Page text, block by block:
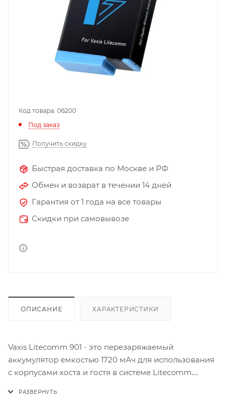
Код товара: 06200
Под заказ
Получить скидку
Быстрая доставка по Москве и РФ
Обмен и возврат в течении 14 дней
Гарантия от 1 года на все товары
Скидки при самовывозе
ОПИСАНИЕ ХАРАКТЕРИСТИКИ
Vaxis Litecomm 901 - это перезаряжаемый
аккумулятор емкостью 1720 мАч для использования
с корпусами хоста и гостя в системе Litecomm.